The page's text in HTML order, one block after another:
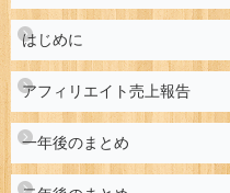
はじめに
アフィリエイト売上報告
一年後のまとめ